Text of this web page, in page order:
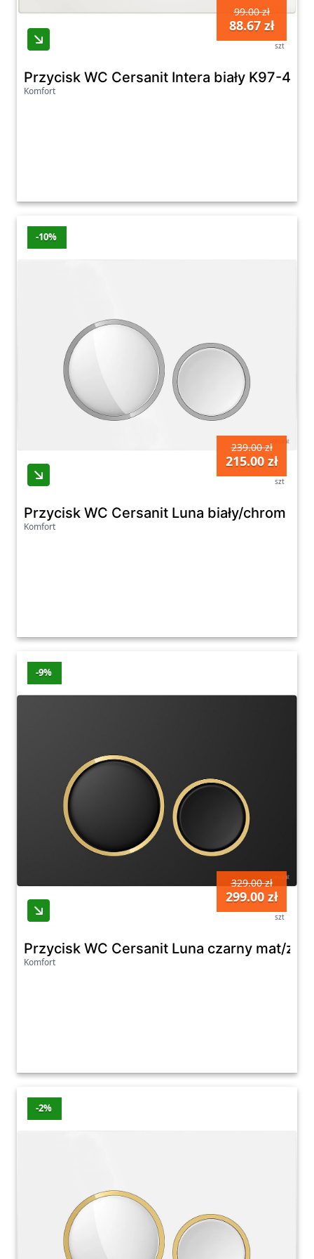
99.00 zł
88.67 zł
szt
Przycisk WC Cersanit Intera biały K97-437
Komfort
-10%
239.00 zł
215.00 zł
szt
Przycisk WC Cersanit Luna biały/chrom
Komfort
-9%
329.00 zł
299.00 zł
szt
Przycisk WC Cersanit Luna czarny mat/
Komfort
-2%